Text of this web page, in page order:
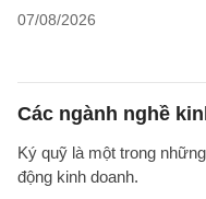
07/08/2026
Các ngành nghề
Ký quỹ là một trong
động kinh doanh.